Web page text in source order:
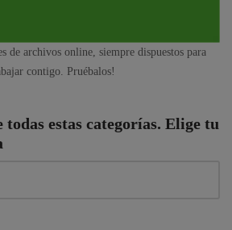
de archivos online, siempre dispuestos para
contigo. Pruébalos!
estas categorías. Elige tu